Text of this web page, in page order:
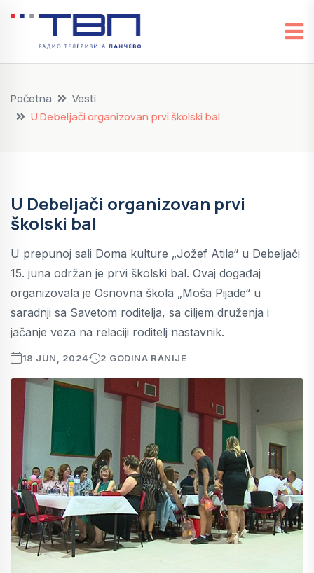
Početna
Vesti
U Debeljači organizovan prvi školski bal
U Debeljači organizovan prvi
školski bal
U prepunoj sali Doma kulture „Jožef Atila“ u Debeljači
15. juna održan je prvi školski bal. Ovaj događaj
organizovala je Osnovna škola „Moša Pijade“ u
saradnji sa Savetom roditelja, sa ciljem druženja i
jačanje veza na relaciji roditelj nastavnik.
18 JUN, 2024 2 GODINA RANIJE